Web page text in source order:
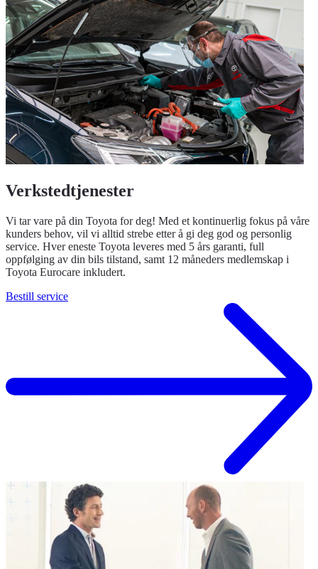
Verkstedtjenester
Vi tar vare på din Toyota for deg! Med et kontinuerlig fokus på våre
kunders behov, vil vi alltid strebe etter å gi deg god og personlig
service. Hver eneste Toyota leveres med 5 års garanti, full
oppfølging av din bils tilstand, samt 12 måneders medlemskap i
Toyota Eurocare inkludert.
Bestill service